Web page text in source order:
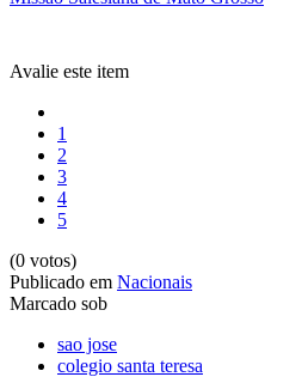
Avalie este item
1
2
3
4
5
(0 votos)
Publicado em Nacionais
Marcado sob
sao jose
colegio santa teresa